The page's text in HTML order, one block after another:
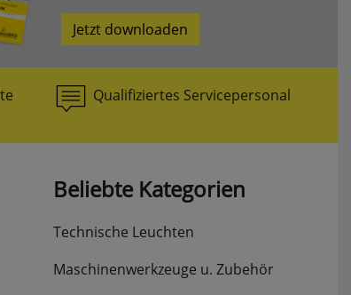
Jetzt downloaden
Qualifiziertes Servicepersonal
Beliebte Kategorien
Technische Leuchten
Maschinenwerkzeuge u. Zubehör